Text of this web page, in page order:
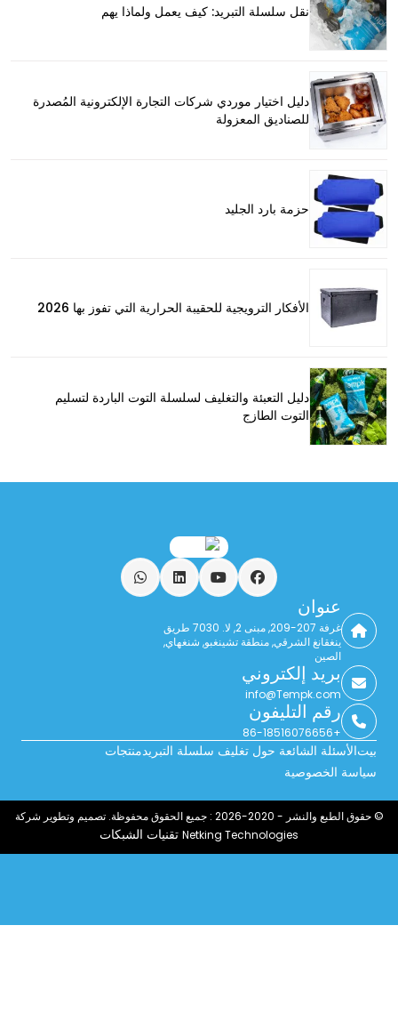
نقل سلسلة التبريد: كيف يعمل ولماذا يهم
دليل اختيار موردي شركات التجارة الإلكترونية المُصدرة
للصناديق المعزولة
حزمة بارد الجليد
الأفكار الترويجية للحقيبة الحرارية التي تفوز بها 2026
دليل التعبئة والتغليف لسلسلة التوت الباردة لتسليم
التوت الطازج
فيسبوكيوتيوب ينكدين واتساب
عنوان
غرفة 207-209, مبنى 2, لا. 7030 طريق
ينغقانغ الشرقي, منطقة تشينغبو, شنغهاي,
الصين
بريد إلكتروني
info@Tempk.com
رقم التليفون
+86-18516076656
بيتالأسئلة الشائعة حول تغليف سلسلة التبريدمنتجات
سياسة الخصوصية
© حقوق الطبع والنشر - 2020-2026 : جميع الحقوق محفوظة. تصميم وتطوير شركة
Netking Technologies تقنيات الشبكات